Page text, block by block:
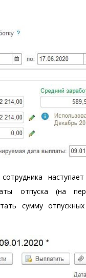
отпуска (на
сумму